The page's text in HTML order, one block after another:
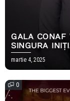
GALA
SINGURA
PRIMEȘTE
DOILEA AN
martie 4, 2025
0